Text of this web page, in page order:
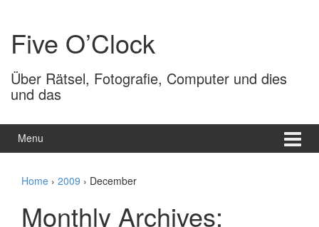
content
main
menuFive O’Clock
Über Rätsel, Fotografie, Computer und dies
und das
Menu
Home › 2009 › December
Monthly Archives: